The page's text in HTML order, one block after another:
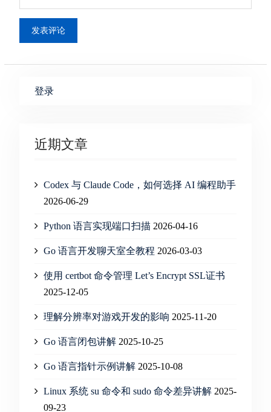
登录
近期文章
Codex 与 Claude Code，如何选择 AI 编程助手
2026-06-29
Python 语言实现端口扫描 2026-04-16
Go 语言开发聊天室全教程 2026-03-03
使用 certbot 命令管理 Let’s Encrypt SSL证书
2025-12-05
理解分辨率对游戏开发的影响 2025-11-20
Go 语言闭包讲解 2025-10-25
Go 语言指针示例讲解 2025-10-08
Linux 系统 su 命令和 sudo 命令差异讲解 2025-
09-23